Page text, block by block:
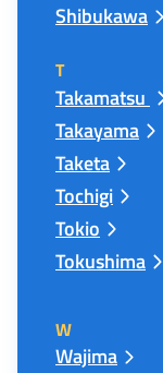
Shibukawa
T
Takamatsu
Takayama
Taketa
Tochigi
Tokio
Tokushima
W
Wajima